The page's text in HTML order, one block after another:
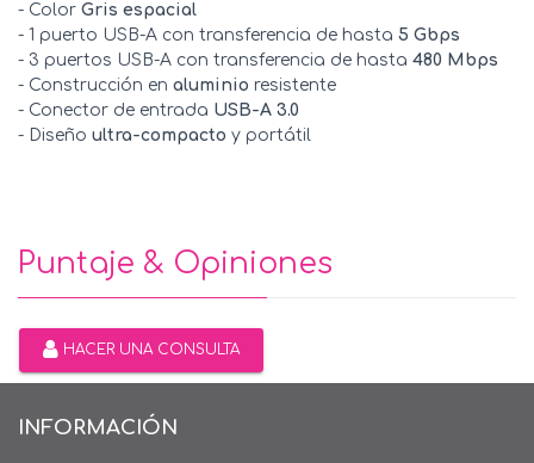
- Color Gris espacial
- 1 puerto USB-A con transferencia de hasta 5 Gbps
- 3 puertos USB-A con transferencia de hasta 480 Mbps
- Construcción en aluminio resistente
- Conector de entrada USB-A 3.0
- Diseño ultra-compacto y portátil
Puntaje & Opiniones
HACER UNA CONSULTA
INFORMACIÓN